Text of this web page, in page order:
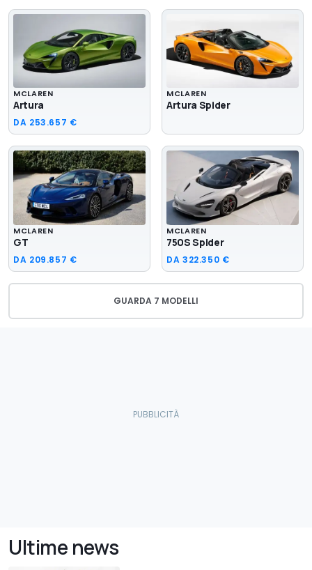
MCLAREN
Artura
DA 253.657 €
MCLAREN
Artura Spider
MCLAREN
GT
DA 209.857 €
MCLAREN
750S Spider
DA 322.350 €
GUARDA 7 MODELLI
Ultime news